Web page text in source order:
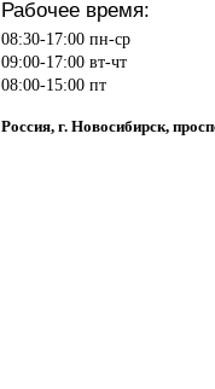
Рабочее время:
08:30-17:00 пн-ср
09:00-17:00 вт-чт
08:00-15:00 пт
Россия, г. Новосибирск,